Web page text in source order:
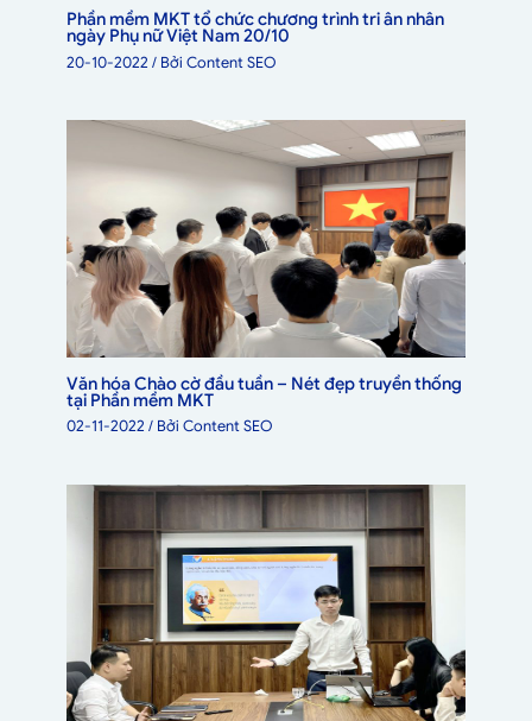
Phần mềm MKT tổ chức chương trình tri ân nhân
ngày Phụ nữ Việt Nam 20/10
20-10-2022/ BởiContent SEO
Văn hóa Chào cờ đầu tuần – Nét đẹp truyền thống
tại Phần mềm MKT
02-11-2022/ BởiContent SEO